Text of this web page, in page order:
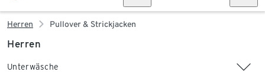
Herren Pullover & Strickjacken
Herren
Unterwäsche